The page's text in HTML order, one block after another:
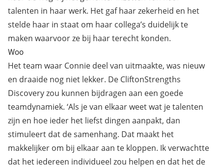
talenten in haar werk. Het gaf haar zekerheid en het
stelde haar in staat om haar collega’s duidelijk te
maken waarvoor ze bij haar terecht konden.
Woo
Het team waar Connie deel van uitmaakte, was nieuw
en draaide nog niet lekker. De CliftonStrengths
Discovery zou kunnen bijdragen aan een goede
teamdynamiek. ‘Als je van elkaar weet wat je talenten
zijn en hoe ieder het liefst dingen aanpakt, dan
stimuleert dat de samenhang. Dat maakt het
makkelijker om bij elkaar aan te kloppen. Ik verwachtte
dat het iedereen individueel zou helpen en dat het de